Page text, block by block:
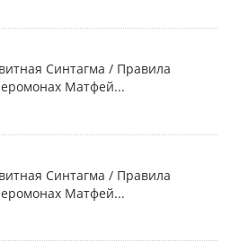
Синтагма / Правила
Матфей...
Синтагма / Правила
Матфей...